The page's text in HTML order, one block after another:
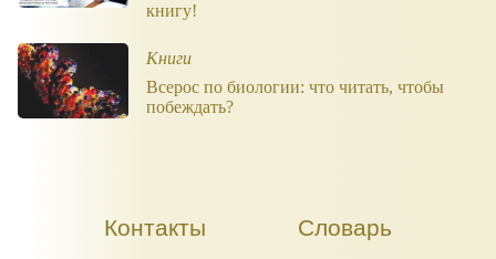
книгу!
Книги
Всерос по биологии: что читать, чтобы
побеждать?
Контакты Словарь